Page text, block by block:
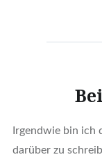
Irgendwie bin ich
darüber zu